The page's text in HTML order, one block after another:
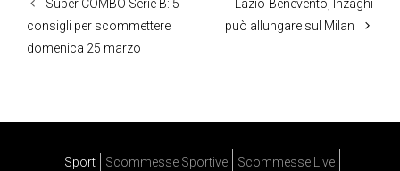
Super COMBO Serie B: 5
consigli per scommettere
domenica 25 marzo
Lazio-Benevento, Inzaghi
può allungare sul Milan
Sport Scommesse Sportive
Scommesse Live